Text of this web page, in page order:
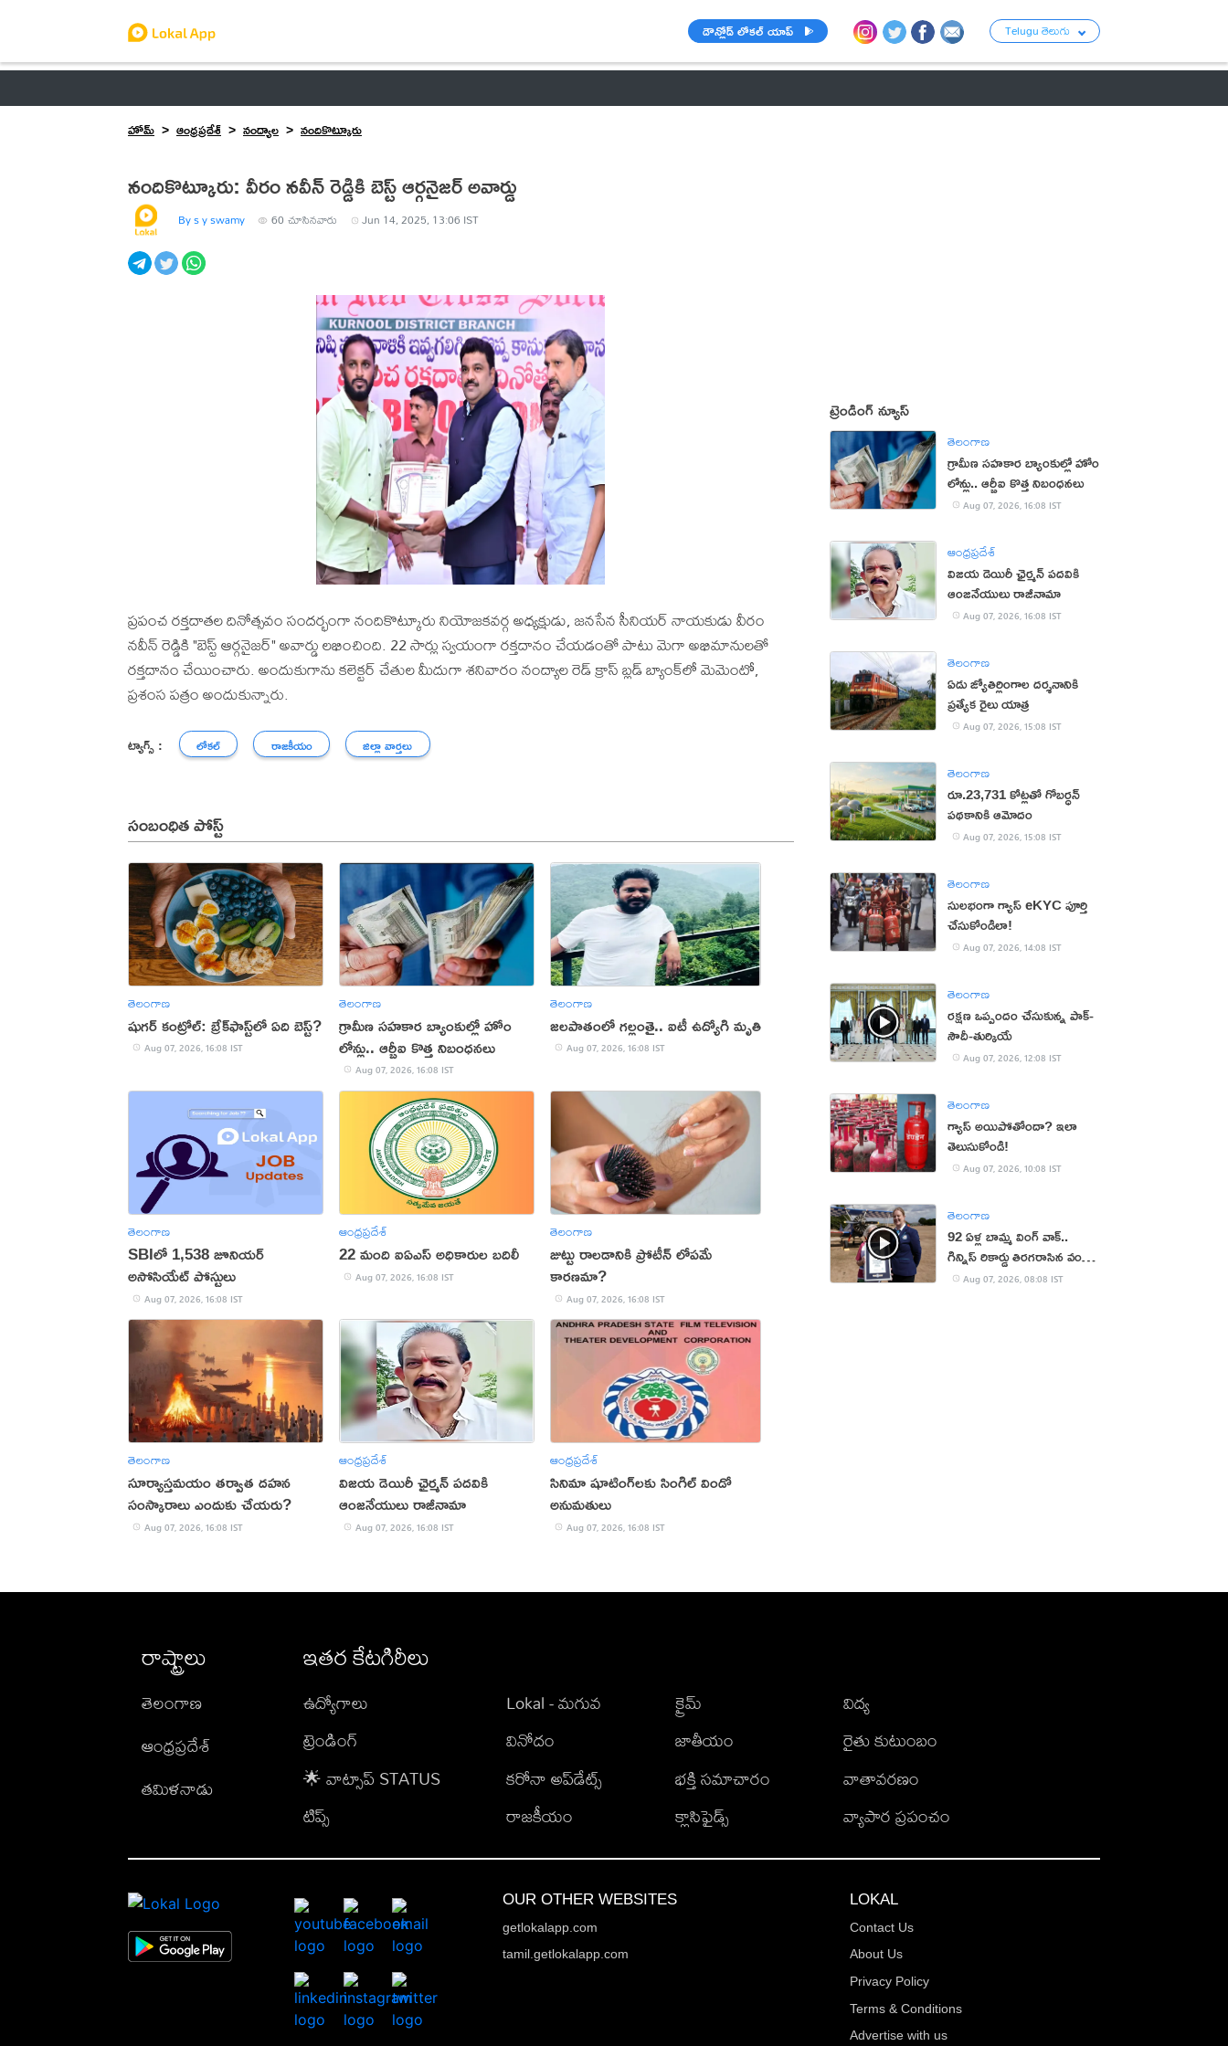
డౌన్లోడ్ లోకల్ యాప్ Telugu తెలుగు
హోమ్
ఆంధ్రప్రదేశ్ నంద్యాల నందికొట్కూరు
నందికొట్కూరు: వీరం నవీన్ రెడ్డికి బెస్ట్ ఆర్గనైజర్ అవార్డు
By s y swamy 60 చూసినవారు Jun 14, 2025, 13:06 IST
ప్రపంచ రక్తదాతల దినోత్సవం సందర్భంగా నందికొట్కూరు నియోజకవర్గ అధ్యక్షుడు, జనసేన సీనియర్ నాయకుడు వీరం
నవీన్ రెడ్డికి "బెస్ట్ ఆర్గనైజర్" అవార్డు లభించింది. 22 సార్లు స్వయంగా రక్తదానం చేయడంతో పాటు మెగా అభిమానులతో
రక్తదానం చేయించారు. అందుకుగాను కలెక్టర్ చేతుల మీదుగా శనివారం నంద్యాల రెడ్ క్రాస్ బ్లడ్ బ్యాంక్‌లో మెమెంటో,
ప్రశంస పత్రం అందుకున్నారు.
ట్యాగ్స్ : లోకల్ రాజకీయం జిల్లా వార్తలు
సంబంధిత పోస్ట్
తెలంగాణ
షుగర్ కంట్రోల్: బ్రేక్‌ఫాస్ట్‌లో ఏది బెస్ట్?
Aug 07, 2026, 16:08 IST
తెలంగాణ
గ్రామీణ సహకార బ్యాంకుల్లో హోం
లోన్లు.. ఆర్బీఐ కొత్త నిబంధనలు
Aug 07, 2026, 16:08 IST
తెలంగాణ
జలపాతంలో గల్లంతై.. ఐటీ ఉద్యోగి మృతి
Aug 07, 2026, 16:08 IST
తెలంగాణ
SBIలో 1,538 జూనియర్
అసోసియేట్ పోస్టులు
Aug 07, 2026, 16:08 IST
ఆంధ్రప్రదేశ్
22 మంది ఐఏఎస్‌ అధికారుల బదిలీ
Aug 07, 2026, 16:08 IST
తెలంగాణ
జుట్టు రాలడానికి ప్రోటీన్ లోపమే
కారణమా?
Aug 07, 2026, 16:08 IST
తెలంగాణ
సూర్యాస్తమయం తర్వాత దహన
సంస్కారాలు ఎందుకు చేయరు?
Aug 07, 2026, 16:08 IST
ఆంధ్రప్రదేశ్
విజయ డెయిరీ ఛైర్మన్ పదవికి
ఆంజనేయులు రాజీనామా
Aug 07, 2026, 16:08 IST
ఆంధ్రప్రదేశ్
సినిమా షూటింగ్‌లకు సింగిల్ విండో
అనుమతులు
Aug 07, 2026, 16:08 IST
ట్రెండింగ్ న్యూస్
తెలంగాణ
గ్రామీణ సహకార బ్యాంకుల్లో హోం
లోన్లు.. ఆర్బీఐ కొత్త నిబంధనలు
Aug 07, 2026, 16:08 IST
ఆంధ్రప్రదేశ్
విజయ డెయిరీ ఛైర్మన్ పదవికి
ఆంజనేయులు రాజీనామా
Aug 07, 2026, 16:08 IST
తెలంగాణ
ఏడు జ్యోతిర్లింగాల దర్శనానికి
ప్రత్యేక రైలు యాత్ర
Aug 07, 2026, 15:08 IST
తెలంగాణ
రూ.23,731 కోట్లతో గోబర్ధన్
పథకానికి ఆమోదం
Aug 07, 2026, 15:08 IST
తెలంగాణ
సులభంగా గ్యాస్ eKYC పూర్తి
చేసుకోండిలా!
Aug 07, 2026, 14:08 IST
తెలంగాణ
రక్షణ ఒప్పందం చేసుకున్న పాక్‌-
సౌదీ-తుర్కియే
Aug 07, 2026, 12:08 IST
తెలంగాణ
గ్యాస్ అయిపోతోందా? ఇలా
తెలుసుకోండి!
Aug 07, 2026, 10:08 IST
తెలంగాణ
92 ఏళ్ల బామ్మ వింగ్ వాక్..
గిన్నిస్ రికార్డు తిరగరాసిన వండర్
ఉమెన్Aug 07, 2026, 08:08 IST
రాష్ట్రాలు
తెలంగాణ
ఆంధ్రప్రదేశ్
తమిళనాడు
ఇతర కేటగిరీలు
ఉద్యోగాలు
ట్రెండింగ్
🌟 వాట్సాప్ STATUS
టిప్స్
Lokal - మగువ
వినోదం
కరోనా అప్‌డేట్స్
రాజకీయం
క్రైమ్
జాతీయం
భక్తి సమాచారం
క్లాసిఫైడ్స్
విద్య
రైతు కుటుంబం
వాతావరణం
వ్యాపార ప్రపంచం
OUR OTHER WEBSITES
getlokalapp.com
tamil.getlokalapp.com
LOKAL
Contact Us
About Us
Privacy Policy
Terms & Conditions
Advertise with us